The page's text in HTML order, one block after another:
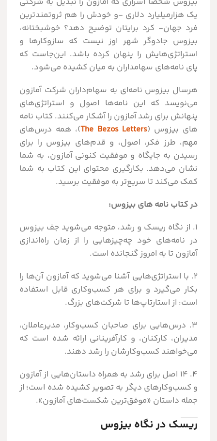
یک هزارمیلیارد دلاری -و خودش را هم ثروتمندترین
فرد جهان- کرد برایتان توضیح دهد؟ خوشبختانه،
بیزوس جادوگر شهر اوز نیست که سازوکارها و
استراتژی‌هایش را پنهان کرده باشد. این‌جاست که
پای نامه‌های سهامداران به میان کشیده می‌شود.
هرسال بیزوس نامه‌ای به سهام‌داران شرکت آمازون
می‌نویسد که این نامه‌ها اصول و استراتژی‌های
پنهانش‌ برای رشد آمازون را آشکار می‌کنند. کتاب نامه
های بیزوس (The Bezos Letters)، همه درس‌های
مهم، طرز فکر، اصول، و قدم‌های بیزوس را برای
رسیدن به جایگاه و موفقیت کنونی آمازون، به شما
نشان می‌دهد. بکارگیری محتوای این کتاب به شما
کمک می‌کند تا سریع‌تر به موفقیت برسید.
در کتاب نامه های بیزوس:
۱. از نگاه ریسک و رشد، متوجه می‌شوید جف بیزوس
در نامه‌های خود چه‌چیزهایی را از زمان راه‌اندازی
آمازون تا به امروز گنجانده است.
۲. با استراتژی‌هایی آشنا می‌شوید که آمازون آن‌ها را
بکار می‌گیرد و برای هر کسب‌وکاری قابل استفاده
است: از استارتاپ‌ها تا شرکت‌های بزرگ.
۳. درس‌هایی برای صاحبان کسب‌وکار، مدیرعاملان،
مدیران، کارکنان، و کارآفرینانی ارائه شده است که
می‌خواهند کسب‌وکارشان را رشد دهند.
۴. ۱۴ اصل برای رشد به همراه داستان‌هایی از آمازون
و کسب‌وکارهای دیگر به تصویر کشیده شده‌ است؛ از
جمله داستان «موفق‌ترین شکست‌های آمازون».
ریسک در نگاه بیزوس